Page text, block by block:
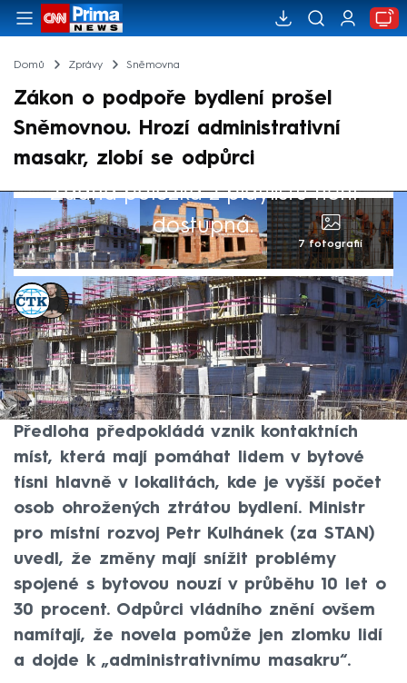
Domů Zprávy Sněmovna
Zákon o podpoře bydlení prošel
Sněmovnou. Hrozí administrativní
masakr, zlobí se odpůrci
Žádná položka z playlistu není
dostupná.
7 fotografií
ČTK,Marek Pausz
Akt. 16. dub 2025, 14:59• 16. dub 2025, 13:02
Poslaneckou sněmovnou prošel ve středu
nový zákon o podpoře bydlení, který míří
zejména na lidi ohrožené bytovou nouzí.
Předloha předpokládá vznik kontaktních
míst, která mají pomáhat lidem v bytové
tísni hlavně v lokalitách, kde je vyšší počet
osob ohrožených ztrátou bydlení. Ministr
pro místní rozvoj Petr Kulhánek (za STAN)
uvedl, že změny mají snížit problémy
spojené s bytovou nouzí v průběhu 10 let o
30 procent. Odpůrci vládního znění ovšem
namítají, že novela pomůže jen zlomku lidí
a dojde k „administrativnímu masakru“.